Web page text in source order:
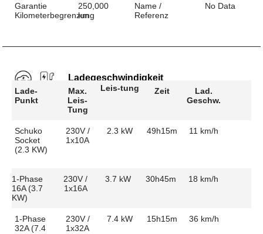
Garantie
Kilometerbegrenzung
250,000
km
Name /
Referenz
No Data
Ladegeschwindigkeit
Lade-
Punkt
Max.
Leis-
Tung
Leis-tung Zeit
Lad.
Geschw.
Schuko
Socket
(2.3 KW)
230V /
1x10A
2.3 kW 49h15m 11 km/h
1-Phase
16A (3.7
KW)
230V /
1x16A
3.7 kW 30h45m 18 km/h
1-Phase
32A (7.4
230V /
1x32A
7.4 kW 15h15m 36 km/h